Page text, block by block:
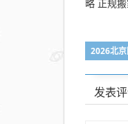
发表